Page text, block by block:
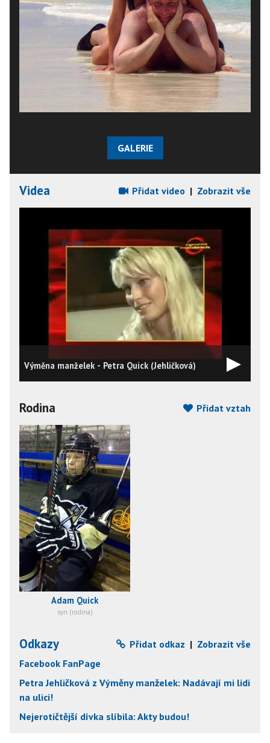
GALERIE
Videa Přidat video | Zobrazit vše
Výměna manželek - Petra Quick (Jehličková)
Rodina Přidat vztah
Adam Quick
syn (rodina)
Odkazy Přidat odkaz | Zobrazit vše
Facebook FanPage
Petra Jehličková z Výměny manželek: Nadávají mi lidi
na ulici!
Nejerotičtější dívka slíbila: Akty budou!